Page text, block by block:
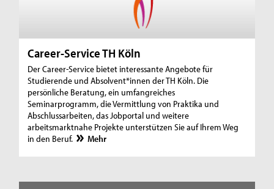
Career-Service TH Köln
Der Career-Service bietet interessante Angebote für
Studierende und Absolvent*innen der TH Köln. Die
persönliche Beratung, ein umfangreiches
Seminarprogramm, die Vermittlung von Praktika und
Abschlussarbeiten, das Jobportal und weitere
arbeitsmarktnahe Projekte unterstützen Sie auf Ihrem Weg
in den Beruf.
Mehr